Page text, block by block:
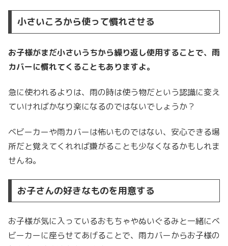
小さいころから使って慣れさせる
お子様がまだ小さいうちから繰り返し使用することで、雨
カバーに慣れてくることもありますよ。
急に使われるよりは、雨の時は使う物だという認識に変え
ていければかなり楽になるのではないでしょうか？
ベビーカーや雨カバーは怖いものではない、安心できる場
所だと覚えてくれれば嫌がることも少なくなるかもしれま
せんね。
お子さんの好きなものを用意する
お子様が気に入っているおもちゃやぬいぐるみと一緒にベ
ビーカーに座らせてあげることで、雨カバーからお子様の